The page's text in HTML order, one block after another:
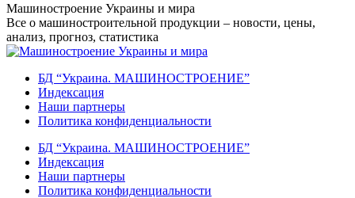
Перейти
к
содержанию
Машиностроение Украины и мира
Все о машиностроительной продукции – новости, цены,
анализ, прогноз, статистика
БД “Украина. МАШИНОСТРОЕНИЕ”
Индекcация
Наши партнеры
Политика конфиденциальности
БД “Украина. МАШИНОСТРОЕНИЕ”
Индекcация
Наши партнеры
Политика конфиденциальности